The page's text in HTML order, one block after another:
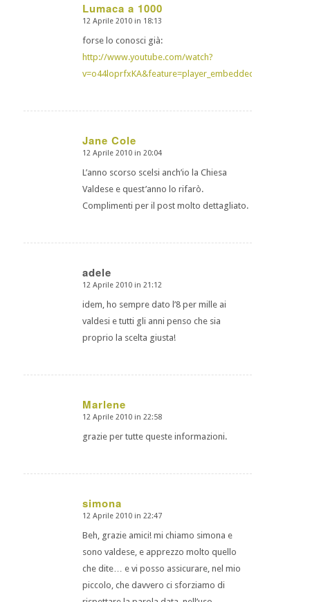
Lumaca a 1000
dice:
12 Aprile 2010 in 18:13
forse lo conosci già:
http://www.youtube.com/watch?
v=o44loprfxKA&feature=player_embedded
Jane Cole
dice:
12 Aprile 2010 in 20:04
L’anno scorso scelsi anch’io la Chiesa
Valdese e quest’anno lo rifarò.
Complimenti per il post molto dettagliato.
adele
dice:
12 Aprile 2010 in 21:12
idem, ho sempre dato l’8 per mille ai
valdesi e tutti gli anni penso che sia
proprio la scelta giusta!
Marlene
dice:
12 Aprile 2010 in 22:58
grazie per tutte queste informazioni.
simona
dice:
12 Aprile 2010 in 22:47
Beh, grazie amici! mi chiamo simona e
sono valdese, e apprezzo molto quello
che dite… e vi posso assicurare, nel mio
piccolo, che davvero ci sforziamo di